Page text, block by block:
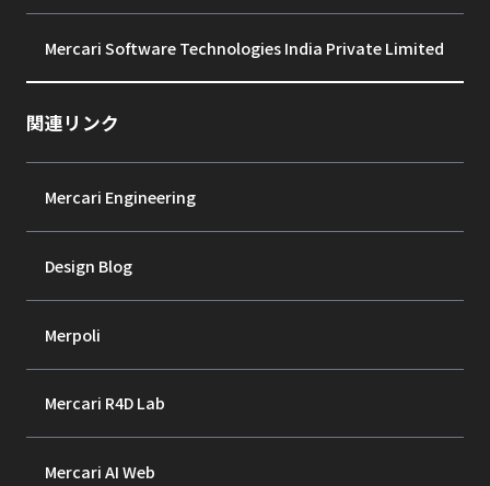
Mercari Software Technologies India Private Limited
関連リンク
Mercari Engineering
Design Blog
Merpoli
Mercari R4D Lab
Mercari AI Web